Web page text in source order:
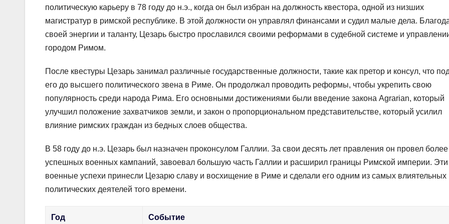
политическую карьеру в 78 году до н.э., когда он был избран на должность квестора, одной из низших
магистратур в римской республике. В этой должности он управлял финансами и судил малые дела.
своей энергии и таланту, Цезарь быстро прославился своими реформами в судебной системе и
городом Римом.
После квестуры Цезарь занимал различные государственные должности, такие как претор и консул, что
его до высшего политического звена в Риме. Он продолжал проводить реформы, чтобы укрепить свою
популярность среди народа Рима. Его основными достижениями были введение закона Agrarian, который
улучшил положение захватчиков земли, и закон о пропорциональном представительстве, который усилил
влияние римских граждан из бедных слоев общества.
В 58 году до н.э. Цезарь был назначен проконсулом Галлии. За свои десять лет правления он провел
успешных военных кампаний, завоевал большую часть Галлии и расширил границы Римской империи. Эти
военные успехи принесли Цезарю славу и восхищение в Риме и сделали его одним из самых влиятельных
политических деятелей того времени.
Год Событие